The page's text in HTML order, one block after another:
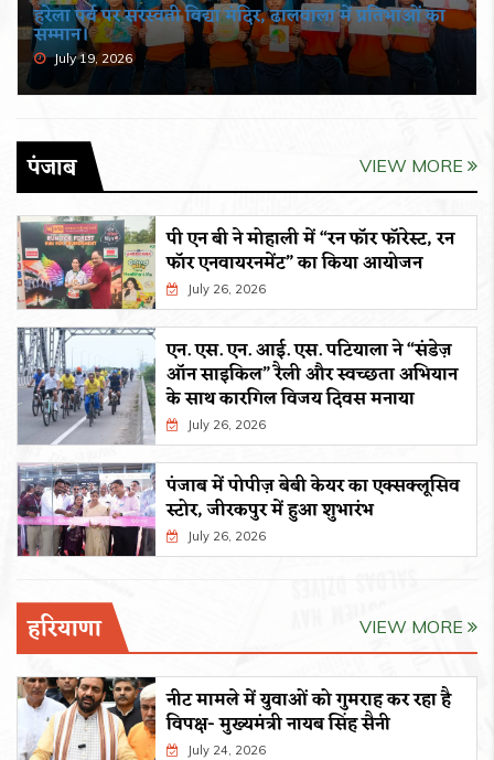
हरेला पर्व पर सरस्वती विद्या मंदिर, ढालवाला में प्रतिभाओं का
सम्मान।
July 19, 2026
पंजाब VIEW MORE
पी एन बी ने मोहाली में “रन फॉर फॉरेस्ट, रन
फॉर एनवायरनमेंट” का किया आयोजन
July 26, 2026
एन. एस. एन. आई. एस. पटियाला ने “संडेज़
ऑन साइकिल” रैली और स्वच्छता अभियान
के साथ कारगिल विजय दिवस मनाया
July 26, 2026
पंजाब में पोपीज़ बेबी केयर का एक्सक्लूसिव
स्टोर, जीरकपुर में हुआ शुभारंभ
July 26, 2026
हरियाणा VIEW MORE
नीट मामले में युवाओं को गुमराह कर रहा है
विपक्ष- मुख्यमंत्री नायब सिंह सैनी
July 24, 2026